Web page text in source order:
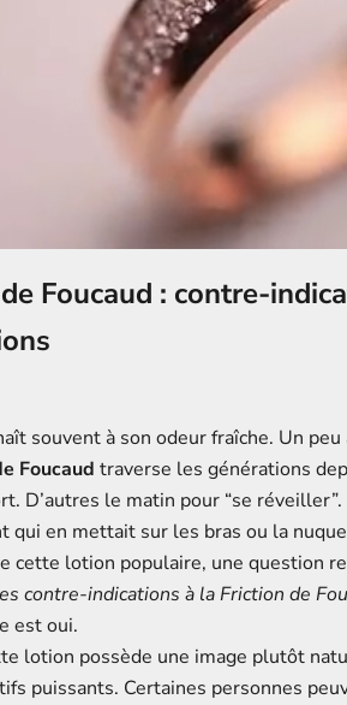
Foucaud : contre-
souvent à son odeur fraîche. Un
Foucaud traverse les générations
D’autres le matin pour “se
qui en mettait sur les bras ou la
cette lotion populaire, une question
contre-indications à la Friction de
est oui.
lotion possède une image plutôt
puissants. Certaines personnes